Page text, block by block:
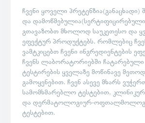
ჩვენი ყოველი პრეტენზია(განაცხადი)
და
გთავაზობთ მხოლოდ საუკეთესო და
ეფექტურ პროდუქტებს, რომლებიც
ვამტკიცებთ ჩვენი ინგრედიენტების
ჩვენს ლაბორატორიებში ჩატარებული
ტესტირების ყველაზე მოწინავე
გამოყენებით. ჩვენ ასევე მხარს
სამომხმარებლო ტესტებით,
და დერმატოლოგიურ-
ტესტებით.